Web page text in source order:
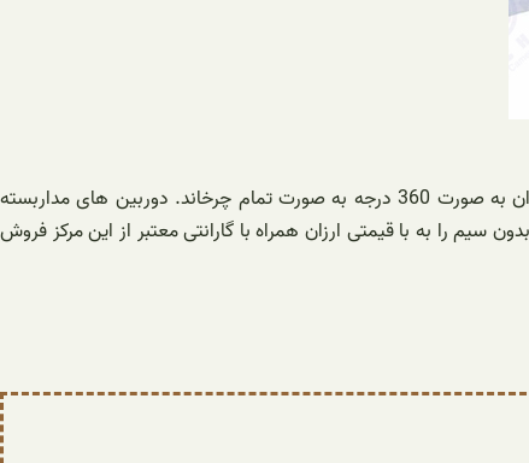
فروشگاه دوربین مداربسته منصوری عرضه کننده انواع دوربین های مداربسته وایرلس چرخشی با بهترین قیمت می باشد. این دوربین ها را می توان به صورت 360 درجه به صورت تمام چرخاند. دوربین های مداربسته
سیم را به با قیمتی ارزان همراه با گارانتی معتبر از این مرکز فروش